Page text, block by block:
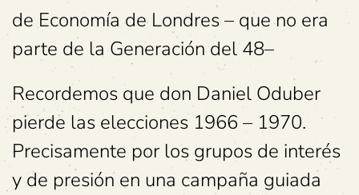
de Economía de Londres – que no era
parte de la Generación del 48–
Recordemos que don Daniel Oduber
pierde las elecciones 1966 – 1970.
Precisamente por los grupos de interés
y de presión en una campaña guiada